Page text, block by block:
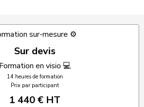
sur-mesure ⚙️
Sur devis
Formation en visio 💻
14 heures de formation
Prix par participant
1 440 € HT